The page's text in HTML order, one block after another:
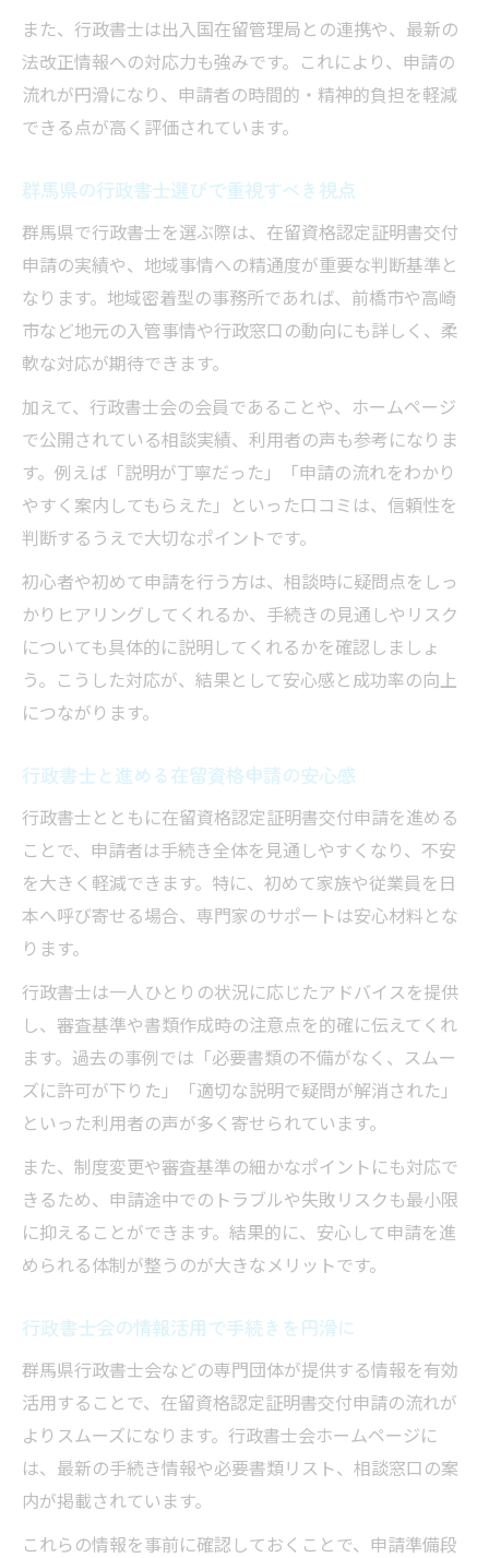
行政書士の経験が難事例対応を支える理由
行政書士事務所選びで注意したい点
行政書士だから実現する効率的な申請進行
行政書士のサポートで申請進行がスムーズ
行政書士ホームページの活用法と注意点
行政書士が効率化する申請プロセスとは
行政書士事務所による継続サポートの魅力
申請進行で行政書士が提供する具体的支援
成功率向上に役立つ申請方法を徹底解説
行政書士会の情報で審査基準を正確把握
行政書士の視点で見る申請書作成の工夫
行政書士が提案するミスを防ぐ申請方法
行政書士の経験談に学ぶ申請成功の秘訣
また、行政書士は出入国在留管理局との連携や、最新の
法改正情報への対応力も強みです。これにより、申請の
流れが円滑になり、申請者の時間的・精神的負担を軽減
できる点が高く評価されています。
群馬県の行政書士選びで重視すべき視点
群馬県で行政書士を選ぶ際は、在留資格認定証明書交付
申請の実績や、地域事情への精通度が重要な判断基準と
なります。地域密着型の事務所であれば、前橋市や高崎
市など地元の入管事情や行政窓口の動向にも詳しく、柔
軟な対応が期待できます。
加えて、行政書士会の会員であることや、ホームページ
で公開されている相談実績、利用者の声も参考になりま
す。例えば「説明が丁寧だった」「申請の流れをわかり
やすく案内してもらえた」といった口コミは、信頼性を
判断するうえで大切なポイントです。
初心者や初めて申請を行う方は、相談時に疑問点をしっ
かりヒアリングしてくれるか、手続きの見通しやリスク
についても具体的に説明してくれるかを確認しましょ
う。こうした対応が、結果として安心感と成功率の向上
につながります。
行政書士と進める在留資格申請の安心感
行政書士とともに在留資格認定証明書交付申請を進める
ことで、申請者は手続き全体を見通しやすくなり、不安
を大きく軽減できます。特に、初めて家族や従業員を日
本へ呼び寄せる場合、専門家のサポートは安心材料とな
ります。
行政書士は一人ひとりの状況に応じたアドバイスを提供
し、審査基準や書類作成時の注意点を的確に伝えてくれ
ます。過去の事例では「必要書類の不備がなく、スムー
ズに許可が下りた」「適切な説明で疑問が解消された」
といった利用者の声が多く寄せられています。
また、制度変更や審査基準の細かなポイントにも対応で
きるため、申請途中でのトラブルや失敗リスクも最小限
に抑えることができます。結果的に、安心して申請を進
められる体制が整うのが大きなメリットです。
行政書士会の情報活用で手続きを円滑に
群馬県行政書士会などの専門団体が提供する情報を有効
活用することで、在留資格認定証明書交付申請の流れが
よりスムーズになります。行政書士会ホームページに
は、最新の手続き情報や必要書類リスト、相談窓口の案
内が掲載されています。
これらの情報を事前に確認しておくことで、申請準備段